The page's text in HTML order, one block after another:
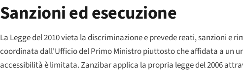
Sanzioni ed esecuzione
La Legge del 2010 vieta la discriminazione e prevede reati, sanzioni
coordinata dall'Ufficio del Primo Ministro piuttosto che affidata a un
accessibilità è limitata. Zanzibar applica la propria legge del 2006